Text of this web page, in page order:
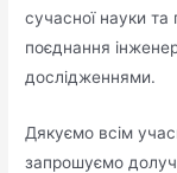
сучасної науки
поєднання
дослідженнями.
Дякуємо всім
запрошуємо